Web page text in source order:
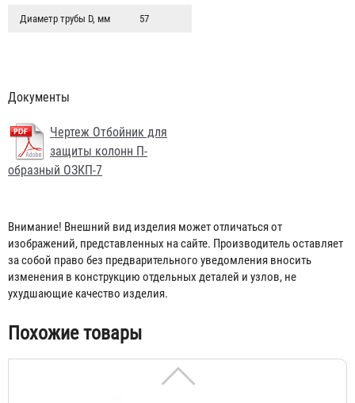
Диаметр трубы D, мм 57
Документы
Чертеж Отбойник для
защиты колонн П-
образный ОЗКП-7
Внимание! Внешний вид изделия может отличаться от
изображений, представленных на сайте. Производитель оставляет
за собой право без предварительного уведомления вносить
изменения в конструкцию отдельных деталей и узлов, не
ухудшающие качество изделия.
Похожие товары
Защита для стеллажа угловая ЗСУ-2
741 ₽